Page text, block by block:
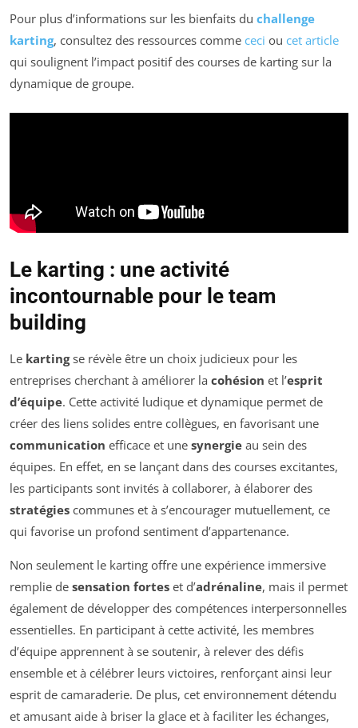
Pour plus d’informations sur les bienfaits du challenge
karting, consultez des ressources comme ceci ou cet article
qui soulignent l’impact positif des courses de karting sur la
dynamique de groupe.
Le karting : une activité
incontournable pour le team
building
Le kartingse révèle être un choix judicieux pour les
entreprises cherchant à améliorer la cohésion et l’esprit
d’équipe. Cette activité ludique et dynamique permet de
créer des liens solides entre collègues, en favorisant une
communication efficace et une synergie au sein des
équipes. En effet, en se lançant dans des courses excitantes,
les participants sont invités à collaborer, à élaborer des
stratégies communes et à s’encourager mutuellement, ce
qui favorise un profond sentiment d’appartenance.
Non seulement le karting offre une expérience immersive
remplie de sensation fortes et d’adrénaline, mais il permet
également de développer des compétences interpersonnelles
essentielles. En participant à cette activité, les membres
d’équipe apprennent à se soutenir, à relever des défis
ensemble et à célébrer leurs victoires, renforçant ainsi leur
esprit de camaraderie. De plus, cet environnement détendu
et amusant aide à briser la glace et à faciliter les échanges,